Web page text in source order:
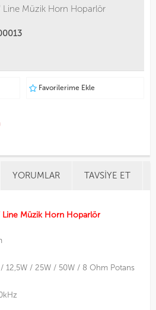
Line Müzik Horn Hoparlör
Favorilerime Ekle
YORUMLAR TAVSIYE ET
Müzik Horn Hoparlör
12,5W / 25W / 50W / 8 Ohm Potans